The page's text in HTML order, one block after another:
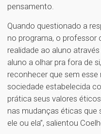
pensamento.
Quando questionado a
no programa, o professor
realidade ao aluno
aluno a olhar pra fora de
reconhecer que sem
sociedade estabelecida
prática seus valores
nas mudanças éticas que
ele ou ela”, salientou